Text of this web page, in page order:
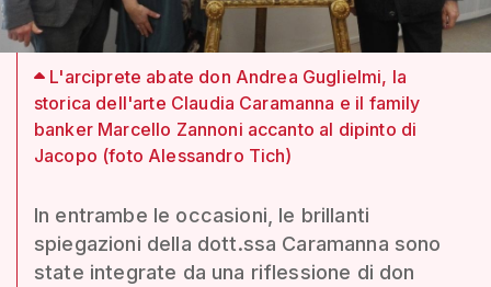
L'arciprete abate don Andrea Guglielmi, la
storica dell'arte Claudia Caramanna e il family
banker Marcello Zannoni accanto al dipinto di
Jacopo (foto Alessandro Tich)
In entrambe le occasioni, le brillanti
spiegazioni della dott.ssa Caramanna sono
state integrate da una riflessione di don